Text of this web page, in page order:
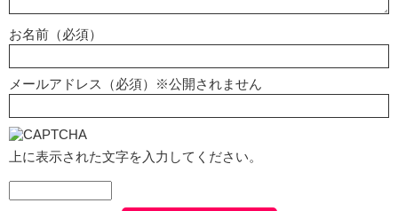
お名前（必須）
メールアドレス（必須）※公開されません
上に表示された文字を入力してください。